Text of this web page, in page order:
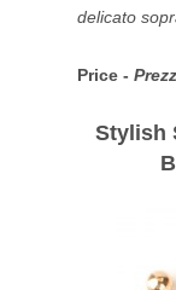
delicato
Price -
Stylish